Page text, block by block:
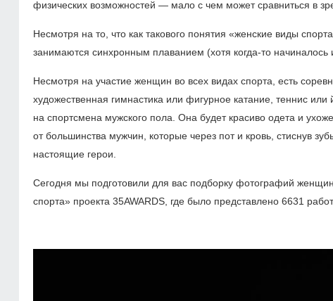
физических возможностей — мало с чем может сравниться в
Несмотря на то, что как такового понятия «женские виды
занимаются синхронным плаванием (хотя когда-то начиналось
Несмотря на участие женщин во всех видах спорта, есть
художественная гимнастика или фигурное катание, теннис
на спортсмена мужского пола. Она будет красиво одета и
от большинства мужчин, которые через пот и кровь, стиснув
настоящие герои.
Сегодня мы подготовили для вас подборку фотографий
спорта» проекта 35AWARDS, где было представлено 6631